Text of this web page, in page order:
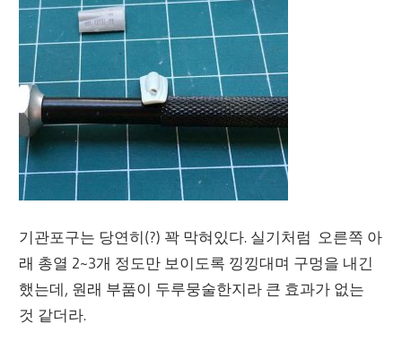
기관포구는 당연히(?) 꽉 막혀있다. 실기처럼 오른쪽 아
래 총열 2~3개 정도만 보이도록 낑낑대며 구멍을 내긴
했는데, 원래 부품이 두루뭉술한지라 큰 효과가 없는
것 같더라.